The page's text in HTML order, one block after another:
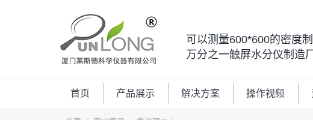
可以测量600*600的密度
万分之一触屏水分仪制造
首页 产品展示 解决方案 操作视频